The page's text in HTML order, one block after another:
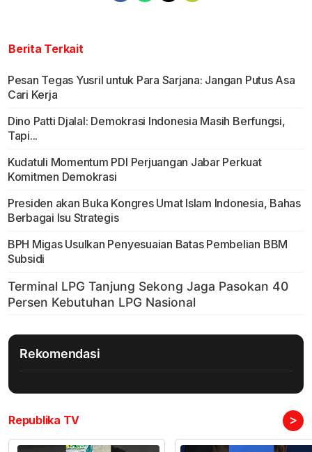
Berita Terkait
Pesan Tegas Yusril untuk Para Sarjana: Jangan Putus Asa
Cari Kerja
Dino Patti Djalal: Demokrasi Indonesia Masih Berfungsi,
Tapi...
Kudatuli Momentum PDI Perjuangan Jabar Perkuat
Komitmen Demokrasi
Presiden akan Buka Kongres Umat Islam Indonesia, Bahas
Berbagai Isu Strategis
BPH Migas Usulkan Penyesuaian Batas Pembelian BBM
Subsidi
Rekomendasi
Republika TV >